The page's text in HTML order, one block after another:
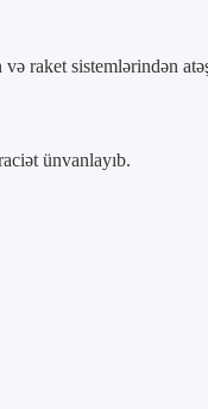
raket sistemlərindən
ünvanlayıb.